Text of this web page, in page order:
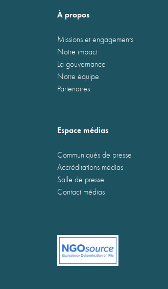
À propos
Missions et engagements
Notre impact
La gouvernance
Notre équipe
Partenaires
Espace médias
Communiqués de presse
Accréditations médias
Salle de presse
Contact médias